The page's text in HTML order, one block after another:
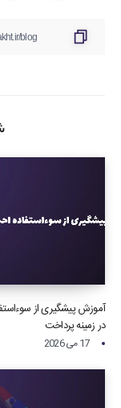
آموزش پیشگیری از
در زمینه پرداخت‌
17 می 2026